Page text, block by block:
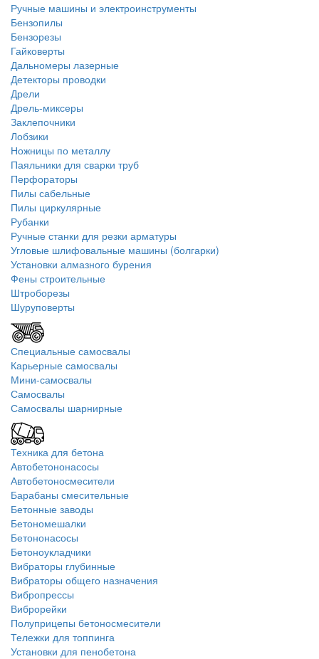
Ручные машины и электроинструменты
Бензопилы
Бензорезы
Гайковерты
Дальномеры лазерные
Детекторы проводки
Дрели
Дрель-миксеры
Заклепочники
Лобзики
Ножницы по металлу
Паяльники для сварки труб
Перфораторы
Пилы сабельные
Пилы циркулярные
Рубанки
Ручные станки для резки арматуры
Угловые шлифовальные машины (болгарки)
Установки алмазного бурения
Фены строительные
Штроборезы
Шуруповерты
Специальные самосвалы
Карьерные самосвалы
Мини-самосвалы
Самосвалы
Самосвалы шарнирные
Техника для бетона
Автобетононасосы
Автобетоносмесители
Барабаны смесительные
Бетонные заводы
Бетономешалки
Бетононасосы
Бетоноукладчики
Вибраторы глубинные
Вибраторы общего назначения
Вибропрессы
Виброрейки
Полуприцепы бетоносмесители
Тележки для топпинга
Установки для пенобетона